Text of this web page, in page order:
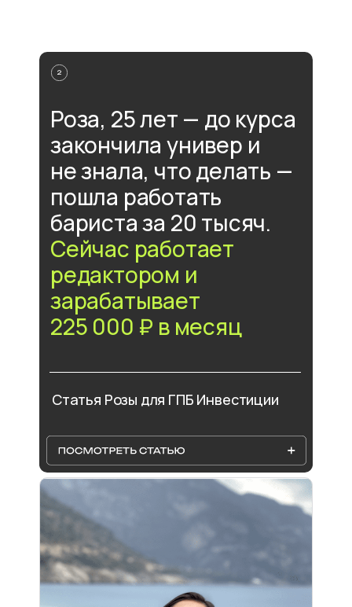
Роза, 25 лет — до курса
закончила универ и
не знала, что делать —
пошла работать
бариста за 20 тысяч.
Сейчас работает
редактором и
зарабатывает
225 000 ₽ в месяц
Статья Розы для ГПБ Инвестиции